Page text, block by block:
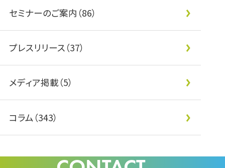
セミナーのご案内（86）
プレスリリース（37）
メディア掲載（5）
コラム（343）